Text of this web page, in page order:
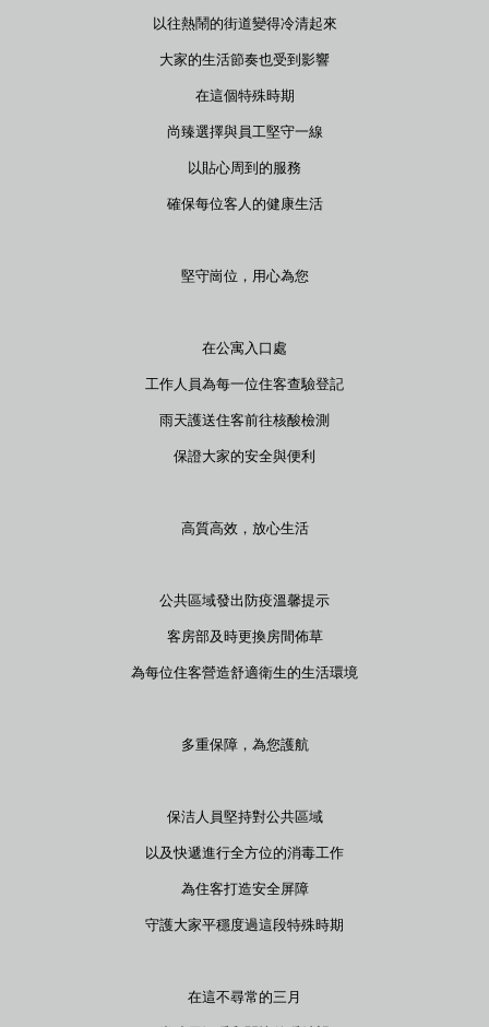
以往熱鬧的街道變得冷清起來
大家的生活節奏也受到影響
在這個特殊時期
尚臻選擇與員工堅守一線
以貼心周到的服務
確保每位客人的健康生活
堅守崗位，用心為您
在公寓入口處
工作人員為每一位住客查驗登記
雨天護送住客前往核酸檢測
保證大家的安全與便利
高質高效，放心生活
公共區域發出防疫溫馨提示
客房部及時更換房間佈草
為每位住客營造舒適衛生的生活環境
多重保障，為您護航
保洁人員堅持對公共區域
以及快遞進行全方位的消毒工作
為住客打造安全屏障
守護大家平穩度過這段特殊時期
在這不尋常的三月